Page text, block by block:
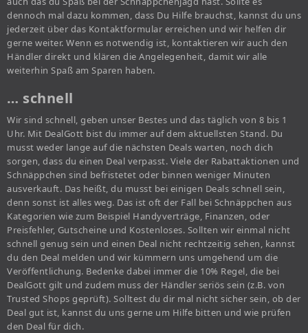
dennoch mal dazu kommen, dass Du Hilfe brauchst, kannst du uns
jederzeit über das Kontaktformular erreichen und wir helfen dir
gerne weiter. Wenn es notwendig ist, kontaktieren wir auch den
Händler direkt und klären die Angelegenheit, damit wir alle
weiterhin Spaß am Sparen haben.
… schnell
Wir sind schnell, geben unser Bestes und das täglich von 8 bis 1
Uhr. Mit DealGott bist du immer auf dem aktuellsten Stand. Du
musst weder lange auf die nächsten Deals warten, noch dich
sorgen, dass du einen Deal verpasst. Viele der Rabattaktionen und
Schnäppchen sind befristetet oder binnen weniger Minuten
ausverkauft. Das heißt, du musst bei einigen Deals schnell sein,
denn sonst ist alles weg. Das ist oft der Fall bei Schnäppchen aus
Kategorien wie zum Beispiel Handyverträge, Finanzen, oder
Preisfehler, Gutscheine und Kostenloses. Sollten wir einmal nicht
schnell genug sein und einen Deal nicht rechtzeitig sehen, kannst
du den Deal melden und wir kümmern uns umgehend um die
Veröffentlichung. Bedenke dabei immer die 10% Regel, die bei
DealGott gilt und zudem muss der Händler seriös sein (z.B. von
Trusted Shops geprüft). Solltest du dir mal nicht sicher sein, ob der
Deal gut ist, kannst du uns gerne um Hilfe bitten und wie prüfen
den Deal für dich.